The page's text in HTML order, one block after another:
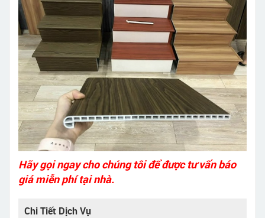
Hãy gọi ngay cho chúng tôi để được tư vấn báo
giá miễn phí tại nhà.
Chi Tiết Dịch Vụ